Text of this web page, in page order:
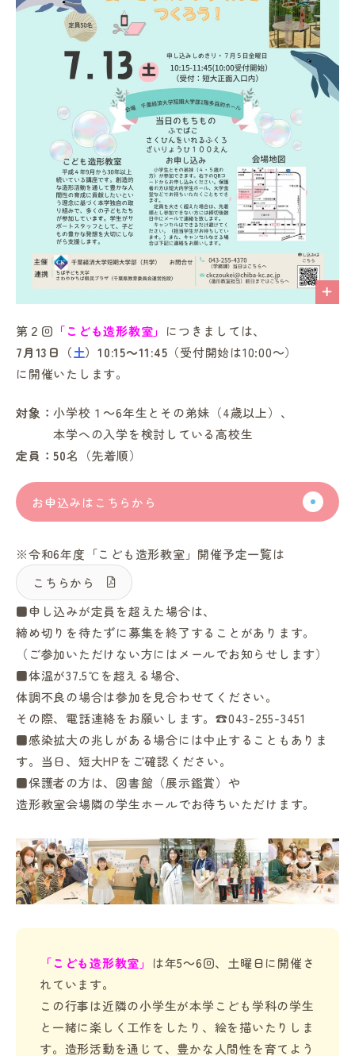
in Campus
総合図書館
プライバシーポリシー
第２回 「こども造形教室」 につきましては、
7月13日（土） 10:15～11:45 （受付開始は10:00～）
に開催いたします。
対象：小学校１～6年生とその弟妹（4歳以上）、
本学への入学を検討している高校生
定員：50名（先着順）
お申込みはこちらから
※令和6年度「こども造形教室」開催予定一覧は
こちらから
■申し込みが定員を超えた場合は、
締め切りを待たずに募集を終了することがあります。
（ご参加いただけない方にはメールでお知らせします）
■体温が37.5℃を超える場合、
体調不良の場合は参加を見合わせてください。
その際、電話連絡をお願いします。☎043-255-3451
■感染拡大の兆しがある場合には中止することもありま
す。当日、短大HPをご確認ください。
■保護者の方は、図書館（展示鑑賞）や
造形教室会場隣の学生ホールでお待ちいただけます。
「こども造形教室」
は年5～6回、土曜日に開催さ
れています。
この行事は近隣の小学生が本学こども学科の学生
と一緒に楽しく工作をしたり、絵を描いたりしま
す。造形活動を通じて、豊かな人間性を育てよう